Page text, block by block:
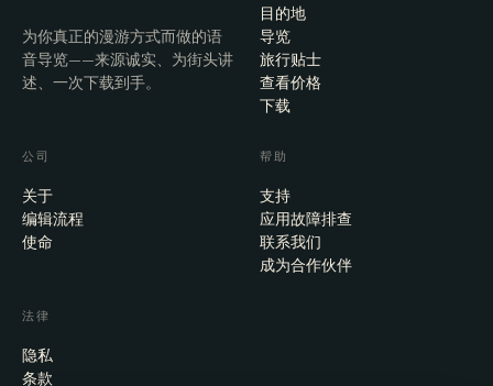
为你真正的漫游方式而做的语
音导览——来源诚实、为街头讲
述、一次下载到手。
目的地
导览
旅行贴士
查看价格
下载
公司
关于
编辑流程
使命
帮助
支持
应用故障排查
联系我们
成为合作伙伴
法律
隐私
条款